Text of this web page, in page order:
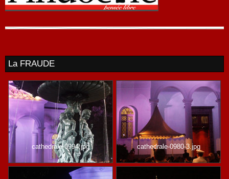
La FRAUDE
cathedrale-0994.jpg cathedrale-0980-3.jpg